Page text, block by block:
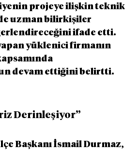
projeye ilişkin teknik
uzman bilirkişiler
ifade etti.
yüklenici firmanın
devam ettiğini belirtti.
Derinleşiyor”
Başkanı İsmail Durmaz,